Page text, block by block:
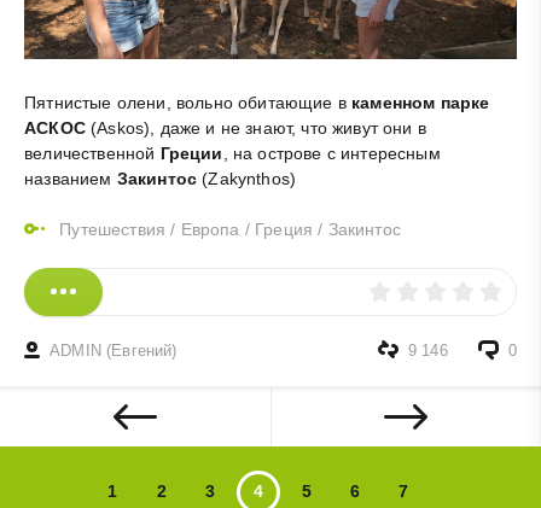
Пятнистые олени, вольно обитающие в каменном парке
АСКОС(Askos), даже и не знают, что живут они в
величественной Греции , на острове с интересным
названием Закинтос (Zakynthos)
Путешествия / Европа / Греция / Закинтос
ADMIN (Евгений) 0
9 146
1 2 3 4 5 6 7